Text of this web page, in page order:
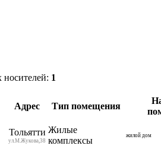
носителей: 1
Адрес Тип помещения
Тольятти
ул.М.Жукова,38
Жилые
комплексы
жилой дом